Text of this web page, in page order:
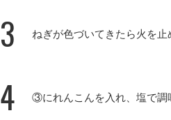
3 ねぎが色づいてきたら火を止
4 ③にれんこんを入れ、塩で調